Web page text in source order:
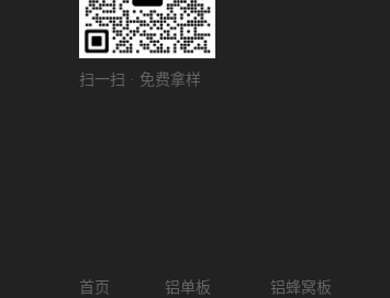
扫一扫 · 免费拿样
首页 铝单板 铝蜂窝板